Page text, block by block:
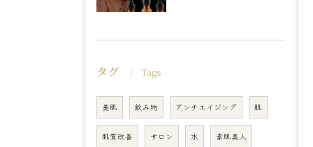
タグ Tags
美肌 飲み物 アンチエイジング 肌
肌質改善 サロン 水 素肌美人